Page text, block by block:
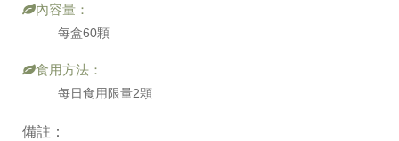
內容量：
每盒60顆
食用方法：
每日食用限量2顆
備註：